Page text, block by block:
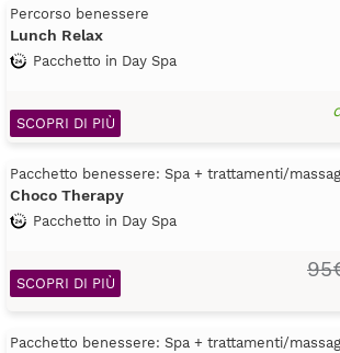
Percorso benessere
Lunch Relax
Pacchetto in Day Spa
SCOPRI DI PIÙ
Pacchetto benessere: Spa + trattamenti/
Choco Therapy
Pacchetto in Day Spa
SCOPRI DI PIÙ
Pacchetto benessere: Spa + trattamenti/